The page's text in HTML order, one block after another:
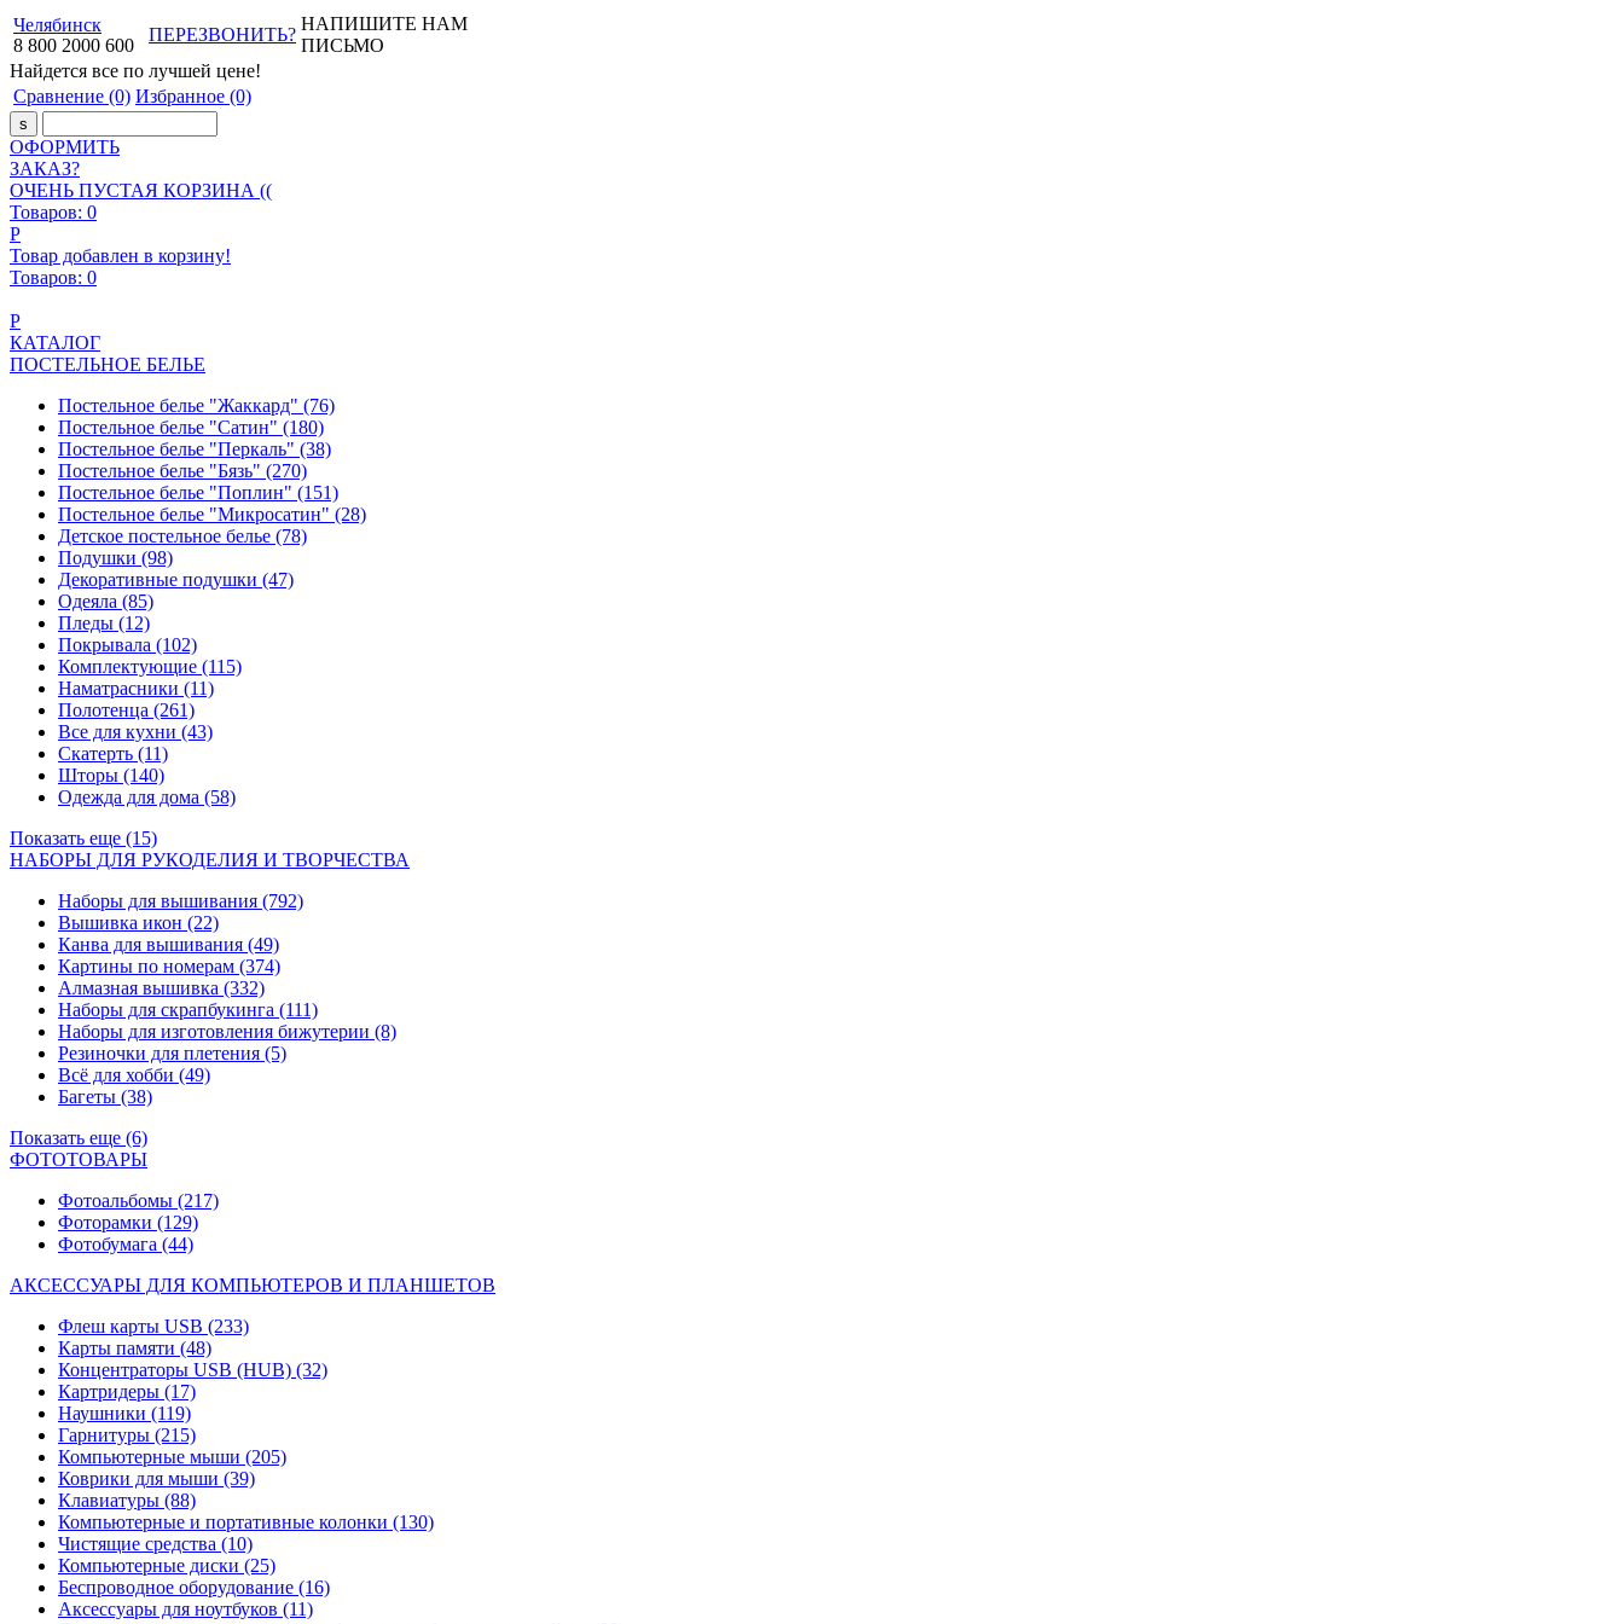
Челябинск
8 800 2000 600
ПЕРЕЗВОНИТЬ?
НАПИШИТЕ НАМ
ПИСЬМО
Найдется все по лучшей цене!
Сравнение (0) Избранное (0)
ОФОРМИТЬ
ЗАКАЗ?
ОЧЕНЬ ПУСТАЯ КОРЗИНА ((
Товаров: 0
Р
Товар добавлен в корзину!
Товаров: 0
Р
КАТАЛОГ
ПОСТЕЛЬНОЕ БЕЛЬЕ
Постельное белье "Жаккард" (76)
Постельное белье "Сатин" (180)
Постельное белье "Перкаль" (38)
Постельное белье "Бязь" (270)
Постельное белье "Поплин" (151)
Постельное белье "Микросатин" (28)
Детское постельное белье (78)
Подушки (98)
Декоративные подушки (47)
Одеяла (85)
Пледы (12)
Покрывала (102)
Комплектующие (115)
Наматрасники (11)
Полотенца (261)
Все для кухни (43)
Скатерть (11)
Шторы (140)
Одежда для дома (58)
Показать еще (15)
НАБОРЫ ДЛЯ РУКОДЕЛИЯ И ТВОРЧЕСТВА
Наборы для вышивания (792)
Вышивка икон (22)
Канва для вышивания (49)
Картины по номерам (374)
Алмазная вышивка (332)
Наборы для скрапбукинга (111)
Наборы для изготовления бижутерии (8)
Резиночки для плетения (5)
Всё для хобби (49)
Багеты (38)
Показать еще (6)
ФОТОТОВАРЫ
Фотоальбомы (217)
Фоторамки (129)
Фотобумага (44)
АКСЕССУАРЫ ДЛЯ КОМПЬЮТЕРОВ И ПЛАНШЕТОВ
Флеш карты USB (233)
Карты памяти (48)
Концентраторы USB (HUB) (32)
Картридеры (17)
Наушники (119)
Гарнитуры (215)
Компьютерные мыши (205)
Коврики для мыши (39)
Клавиатуры (88)
Компьютерные и портативные колонки (130)
Чистящие средства (10)
Компьютерные диски (25)
Беспроводное оборудование (16)
Аксессуары для ноутбуков (11)